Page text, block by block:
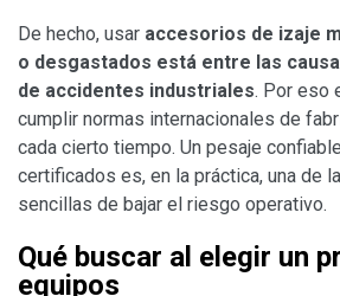
De hecho, usar accesorios de izaje
o desgastados está entre las
de accidentes industriales. Por eso
cumplir normas internacionales de
cada cierto tiempo. Un pesaje
certificados es, en la práctica, una de
sencillas de bajar el riesgo operativo.
Qué buscar al elegir un
equipos